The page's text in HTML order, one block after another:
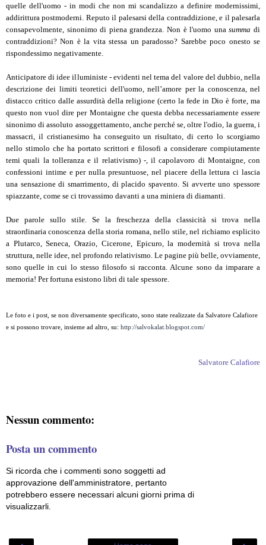
quelle dell'uomo - in modi che non mi scandalizzo a definire modernissimi,
addirittura postmoderni. Reputo il palesarsi della contraddizione, e il palesarla
consapevolmente, sinonimo di piena grandezza. Non è l'uomo unasumma di
contraddizioni? Non è la vita stessa un paradosso? Sarebbe poco onesto se
rispondessimo negativamente.
Anticipatore di idee illuministe - evidenti nel tema del valore del dubbio, nella
descrizione dei limiti teoretici dell'uomo, nell’amore per la conoscenza, nel
distacco critico dalle assurdità della religione (certo la fede in Dio è forte, ma
questo non vuol dire per Montaigne che questa debba necessariamente essere
sinonimo di assoluto assoggettamento, anche perché se, oltre l'odio, la guerra, i
massacri, il cristianesimo ha conseguito un risultato, di certo lo scorgiamo
nello stimolo che ha portato scrittori e filosofi a considerare compiutamente
temi quali la tolleranza e il relativismo) -, il capolavoro di Montaigne, con
confessioni intime e per nulla presuntuose, nel piacere della lettura ci lascia
una sensazione di smarrimento, di placido spavento. Si avverte uno spessore
spiazzante, come se ci trovassimo davanti a una miniera di diamanti.
Due parole sullo stile. Se la freschezza della classicità si trova nella
straordinaria conoscenza della storia romana, nello stile, nel richiamo esplicito
a Plutarco, Seneca, Orazio, Cicerone, Epicuro, la modernità si trova nella
struttura, nelle idee, nel profondo relativismo. Le pagine più belle, ovviamente,
sono quelle in cui lo stesso filosofo si racconta. Alcune sono da imparare a
memoria! Per fortuna esistono libri di tale spessore.
Le foto e i post, se non diversamente specificato, sono state realizzate da Salvatore Calafiore
e si possono trovare, insieme ad altro, su: http://salvokalat.blogspot.com/
Salvatore Calafiore
Nessun commento:
Posta un commento
Si ricorda che i commenti sono soggetti ad
approvazione dell'amministratore, pertanto
potrebbero essere necessari alcuni giorni prima di
visualizzarli.